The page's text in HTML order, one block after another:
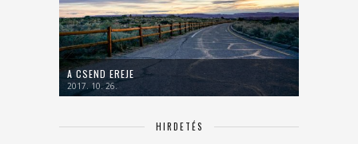
A CSEND EREJE
2017. 10. 26.
HIRDETÉS